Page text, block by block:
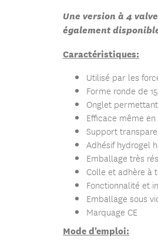
Une version à 4
également
Caractéristiques:
Utilisé par les
Forme ronde de
Onglet
Efficace même
Support
Adhésif hydrogel
Emballage très
Colle et adhère à
Fonctionnalité et
Emballage sous
Marquage CE
Mode d'emploi: